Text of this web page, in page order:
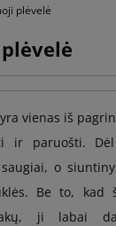
plėvelė
vienas iš
ir paruošti.
o
Be to, kad
ji labai